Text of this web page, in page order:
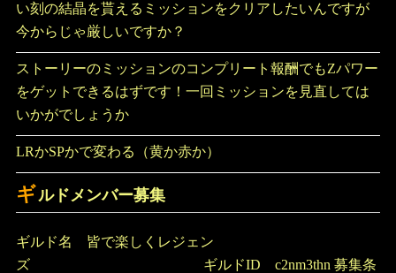
い刻の結晶を貰えるミッションをクリアしたいんですが
今からじゃ厳しいですか？
ストーリーのミッションのコンプリート報酬でもZパワー
をゲットできるはずです！一回ミッションを見直しては
いかがでしょうか
LRかSPかで変わる（黄か赤か）
ギルドメンバー募集
ギルド名 皆で楽しくレジェン
ズ ギルドID c2nm3thn 募集条